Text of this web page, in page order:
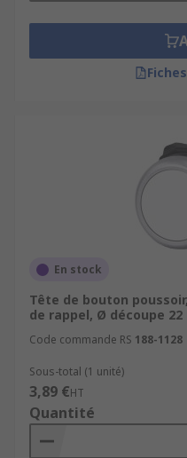
En stock
Tête de bouton poussoir,
de rappel, Ø découpe 22
Code commande RS 188-1128
Sous-total (1 unité)
3,89 €HT
Quantité